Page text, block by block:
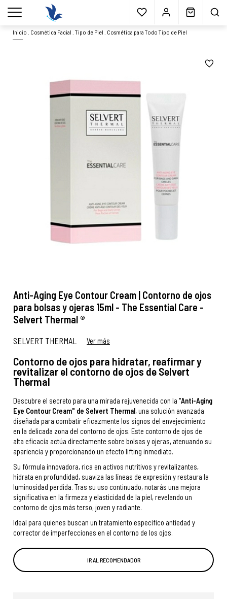
Envío gratisa partir 40€* Muestras gratis Blog
menu
Inicio Cosmética Facial .Tipo de Piel Cosmética para Todo Tipo de Piel
Anti-Aging Eye Contour Cream | Contorno de ojos
para bolsas y ojeras 15ml - The Essential Care -
Selvert Thermal ®
SELVERT THERMAL Ver más
Contorno de ojos para hidratar, reafirmar y
revitalizar el contorno de ojos de Selvert
Thermal
Descubre el secreto para una mirada rejuvenecida con la "Anti-Aging
Eye Contour Cream" de Selvert Thermal, una solución avanzada
diseñada para combatir eficazmente los signos del envejecimiento
en la delicada zona del contorno de ojos. Este contorno de ojos de
alta eficacia actúa directamente sobre bolsas y ojeras, atenuando su
apariencia y proporcionando un efecto lifting inmediato.
Su fórmula innovadora, rica en activos nutritivos y revitalizantes,
hidrata en profundidad, suaviza las líneas de expresión y restaura la
luminosidad perdida. Tras su uso continuado, notarás una mejora
significativa en la firmeza y elasticidad de la piel, revelando un
contorno de ojos más terso, joven y radiante.
Ideal para quienes buscan un tratamiento específico antiedad y
corrector de imperfecciones en el contorno de los ojos.
IR AL RECOMENDADOR